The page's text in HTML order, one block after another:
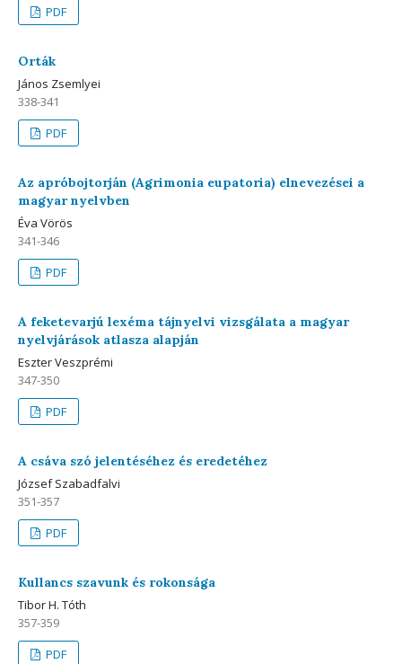
PDF
Orták
János Zsemlyei
338-341
PDF
Az apróbojtorján (Agrimonia eupatoria) elnevezései a
magyar nyelvben
Éva Vörös
341-346
PDF
A feketevarjú lexéma tájnyelvi vizsgálata a magyar
nyelvjárások atlasza alapján
Eszter Veszprémi
347-350
PDF
A csáva szó jelentéséhez és eredetéhez
József Szabadfalvi
351-357
PDF
Kullancs szavunk és rokonsága
Tibor H. Tóth
357-359
PDF